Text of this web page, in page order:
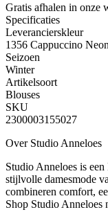
Gratis afhalen in onze
Specificaties
Leverancierskleur
1356 Cappuccino
Seizoen
Winter
Artikelsoort
Blouses
SKU
2300003155027
Over Studio Anneloes
Studio Anneloes is
stijlvolle damesmode
combineren comfort,
Shop Studio